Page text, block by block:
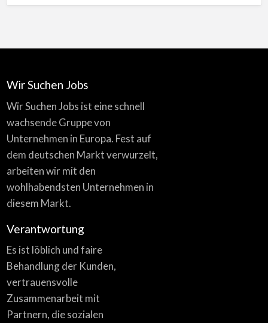
Wir Suchen Jobs
Wir Suchen Jobs ist eine schnell
wachsende Gruppe von
Unternehmen in Europa. Fest auf
dem deutschen Markt verwurzelt,
arbeiten wir mit den
wohlhabendsten Unternehmen in
diesem Markt.
Verantwortung
Es ist löblich und faire
Behandlung der Kunden,
vertrauensvolle
Zusammenarbeit mit
Partnern, die sozialen